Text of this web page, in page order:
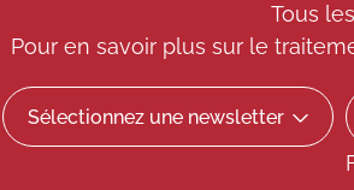
Tous
Pour en savoir plus sur le